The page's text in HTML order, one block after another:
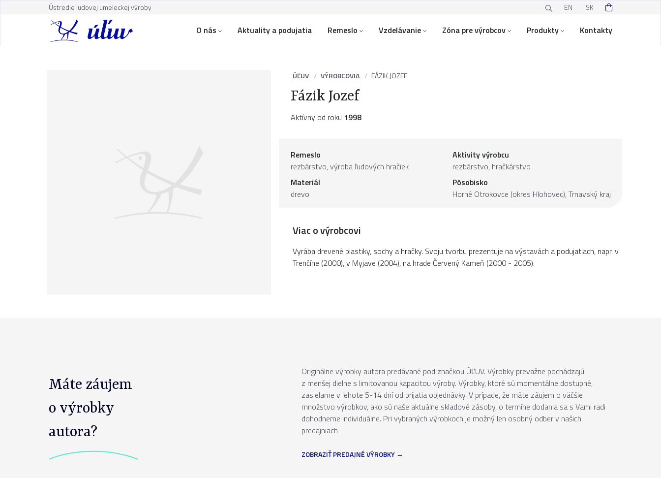
Ústredie ľudovej umeleckej výroby EN SK
O nás Aktuality a podujatia Remeslo Vzdelávanie Zóna pre výrobcov Produkty Kontakty
ÚĽUV VÝROBCOVIA FÁZIK JOZEF
Fázik Jozef
Aktívny od roku 1998
Remeslo
rezbárstvo, výroba ľudových hračiek
Aktivity výrobcu
rezbárstvo, hračkárstvo
Materiál
drevo
Pôsobisko
Horné Otrokovce (okres Hlohovec),Trnavský kraj
Viac o výrobcovi
Vyrába drevené plastiky, sochy a hračky. Svoju tvorbu prezentuje na výstavách a podujatiach, napr. v
Trenčíne (2000), v Myjave (2004), na hrade Červený Kameň (2000 - 2005).
Máte záujem
o výrobky
autora?
Originálne výrobky autora predávané pod značkou ÚĽUV. Výrobky prevažne pochádzajú
z menšej dielne s limitovanou kapacitou výroby. Výrobky, ktoré sú momentálne dostupné,
zasielame v lehote 5-14 dní od prijatia objednávky. V prípade, že máte záujem o väčšie
množstvo výrobkov, ako sú naše aktuálne skladové zásoby, o termíne dodania sa s Vami radi
dohodneme individuálne. Pri vybraných výrobkoch je možný len osobný odber v našich
predajniach
ZOBRAZIŤ PREDAJNÉ VÝROBKY